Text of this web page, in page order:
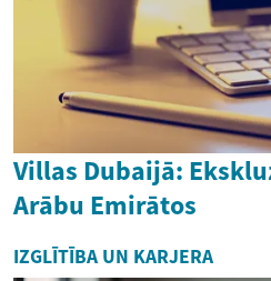
Villas Dubaijā:
Arābu Emirātos
IZGLĪTĪBA UN KARJERA